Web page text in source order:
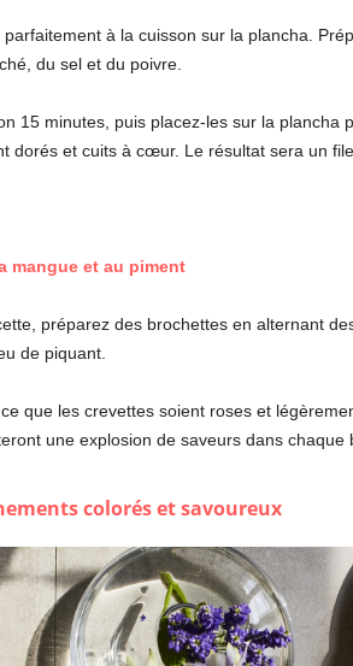
à la cuisson sur la plancha.
du sel et du poivre.
15 minutes, puis placez-les sur la
dorés et cuits à cœur. Le résultat sera un
mangue et au piment
préparez des brochettes en alternant
de piquant.
que les crevettes soient roses et
une explosion de saveurs dans chaque
colorés et savoureux